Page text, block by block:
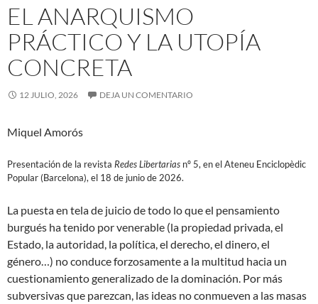
EL ANARQUISMO
PRÁCTICO Y LA UTOPÍA
CONCRETA
12 JULIO, 2026 DEJA UN COMENTARIO
Miquel Amorós
Presentación de la revista Redes Libertarias nº 5, en el Ateneu Enciclopèdic
Popular (Barcelona), el 18 de junio de 2026.
La puesta en tela de juicio de todo lo que el pensamiento
burgués ha tenido por venerable (la propiedad privada, el
Estado, la autoridad, la política, el derecho, el dinero, el
género…) no conduce forzosamente a la multitud hacia un
cuestionamiento generalizado de la dominación. Por más
subversivas que parezcan, las ideas no conmueven a las masas